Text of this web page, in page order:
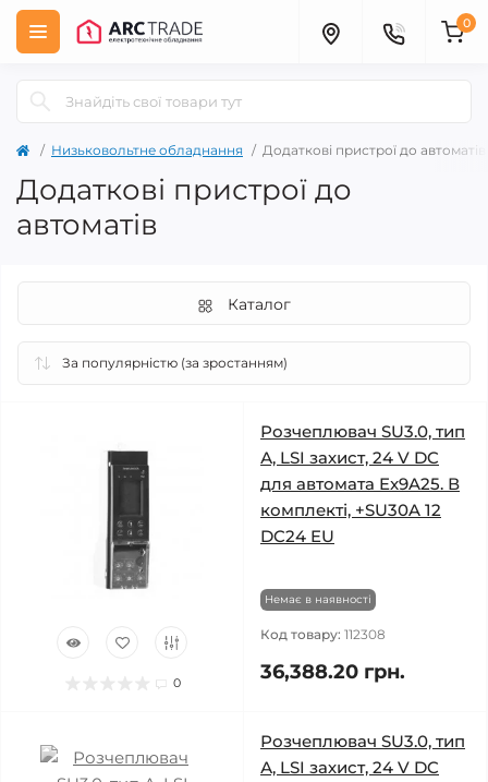
0
Низьковольтне обладнання Додаткові пристрої до автоматів
Додаткові пристрої до
автоматів
Каталог
0
Розчеплювач SU3.0, тип
А, LSI захист, 24 V DC
для автомата Ex9A25. В
комплекті, +SU30A 12
DC24 EU
Немає в наявності
Код товару: 112308
36,388.20 грн.
Розчеплювач SU3.0, тип
А, LSI захист, 24 V DC